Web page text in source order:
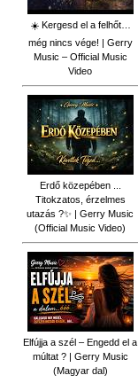
☀️ Kergesd el a felhőt…
még nincs vége! | Gerry
Music – Official Music
Video
Erdő közepében ...
Titokzatos, érzelmes
utazás ?✨ | Gerry Music
(Official Music Video)
Elfújja a szél – Engedd el a
múltat ? | Gerry Music
(Magyar dal)